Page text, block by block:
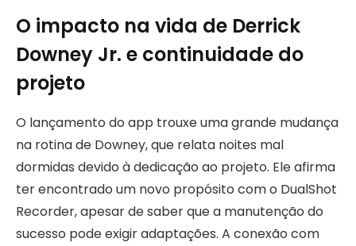
O impacto na vida de Derrick
Downey Jr. e continuidade do
projeto
O lançamento do app trouxe uma grande mudança
na rotina de Downey, que relata noites mal
dormidas devido à dedicação ao projeto. Ele afirma
ter encontrado um novo propósito com o DualShot
Recorder, apesar de saber que a manutenção do
sucesso pode exigir adaptações. A conexão com